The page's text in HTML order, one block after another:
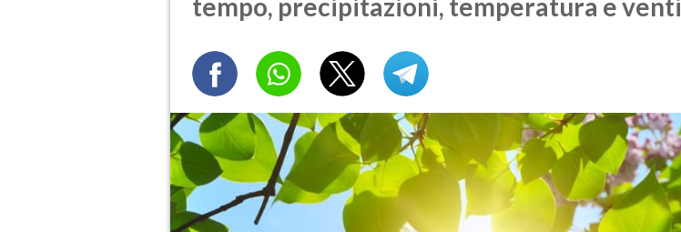
tempo, precipitazioni, temperatura e venti